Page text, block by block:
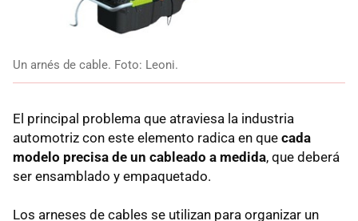
Un arnés de cable. Foto: Leoni.
El principal problema que atraviesa la industria
automotriz con este elemento radica en que cada
modelo precisa de un cableado a medida, que deberá
ser ensamblado y empaquetado.
Los arneses de cables se utilizan para organizar un